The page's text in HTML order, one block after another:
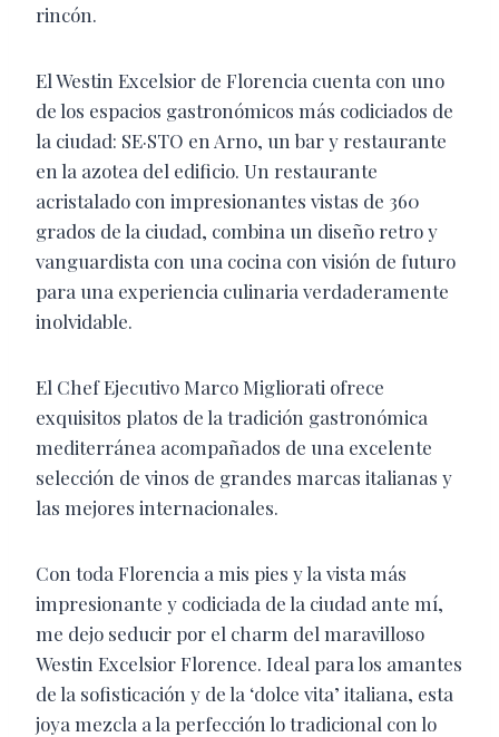
rincón.
El Westin Excelsior de Florencia cuenta con uno
de los espacios gastronómicos más codiciados de
la ciudad: SE·STO en Arno, un bar y restaurante
en la azotea del edificio. Un restaurante
acristalado con impresionantes vistas de 360
grados de la ciudad, combina un diseño retro y
vanguardista con una cocina con visión de futuro
para una experiencia culinaria verdaderamente
inolvidable.
El Chef Ejecutivo Marco Migliorati ofrece
exquisitos platos de la tradición gastronómica
mediterránea acompañados de una excelente
selección de vinos de grandes marcas italianas y
las mejores internacionales.
Con toda Florencia a mis pies y la vista más
impresionante y codiciada de la ciudad ante mí,
me dejo seducir por el charm del maravilloso
Westin Excelsior Florence. Ideal para los amantes
de la sofisticación y de la ‘dolce vita’ italiana, esta
joya mezcla a la perfección lo tradicional con lo